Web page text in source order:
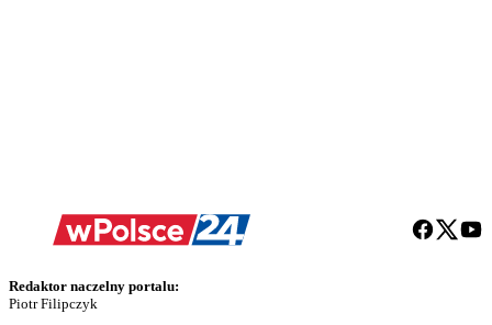
Redaktor naczelny portalu:
Piotr Filipczyk